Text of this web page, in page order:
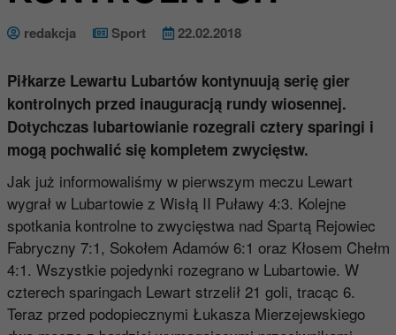
redakcja Sport 22.02.2018
Piłkarze Lewartu Lubartów kontynuują serię gier
kontrolnych przed inauguracją rundy wiosennej.
Dotychczas lubartowianie rozegrali cztery sparingi i
mogą pochwalić się kompletem zwycięstw.
Jak już informowaliśmy w pierwszym meczu Lewart
wygrał w Lubartowie z Wisłą II Puławy 4:3. Kolejne
spotkania kontrolne to zwycięstwa nad Spartą Rejowiec
Fabryczny 7:1, Sokołem Adamów 6:1 oraz Kłosem Chełm
4:1. Wszystkie pojedynki rozegrano w Lubartowie. W
czterech sparingach Lewart strzelił 21 goli, tracąc 6.
Teraz przed podopiecznymi Łukasza Mierzejewskiego